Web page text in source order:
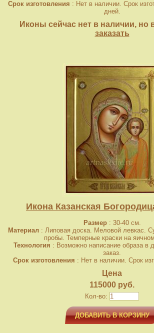
Срок изготовления : Нет в наличии. Срок
дней.
Иконы сейчас нет в наличии, но
заказать
Икона Казанская
Размер: 30-40 см.
Материал : Липовая доска. Меловой левкас.
пробы. Темперные краски на
Технология : Возможно написание образа в
заказ.
Срок изготовления : Нет в наличии. Срок
Цена
115000 руб.
Кол-во:
ДОБАВИТЬ В КОРЗИНУ